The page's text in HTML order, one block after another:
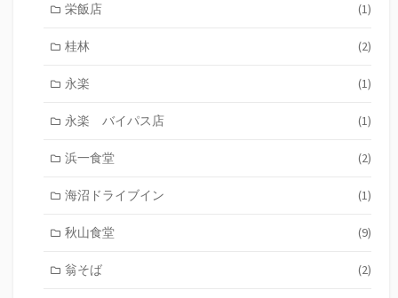
栄飯店 (1)
桂林 (2)
永楽 (1)
永楽 バイパス店 (1)
浜一食堂 (2)
海沼ドライブイン (1)
秋山食堂 (9)
翁そば (2)